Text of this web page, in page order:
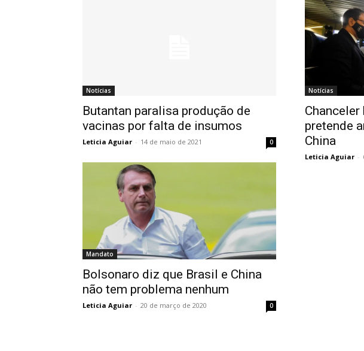
Notícias
Butantan paralisa produção de
vacinas por falta de insumos
Leticia Aguiar - 14 de maio de 2021 0
Notícias
pretende
China
Leticia Aguiar -
Mandato
Bolsonaro diz que Brasil e China
não tem problema nenhum
Leticia Aguiar - 20 de março de 2020 0